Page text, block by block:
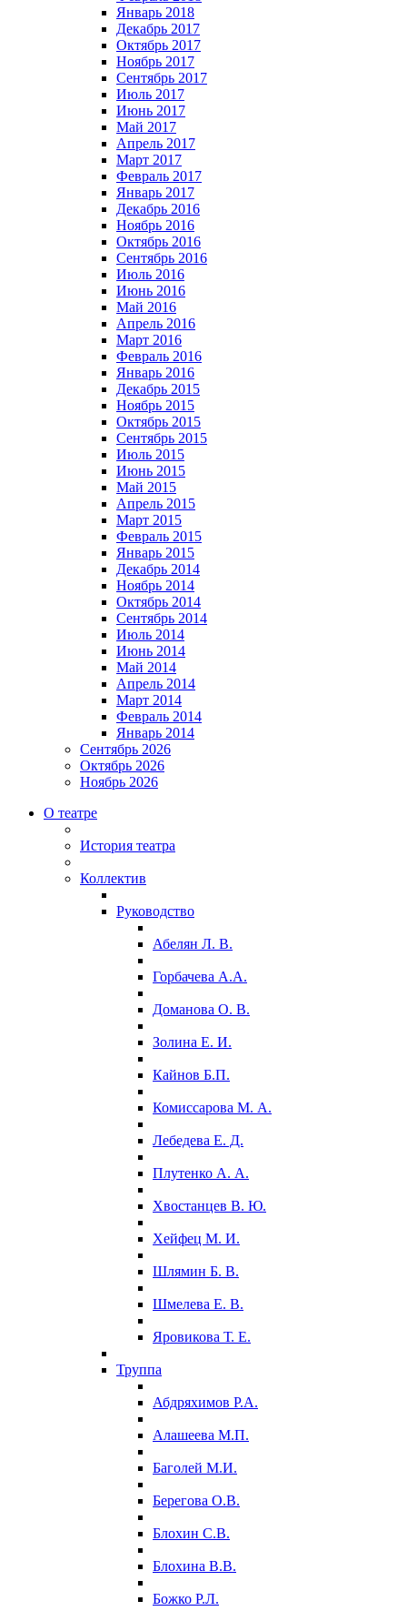
Январь 2018
Декабрь 2017
Октябрь 2017
Ноябрь 2017
Сентябрь 2017
Июль 2017
Июнь 2017
Май 2017
Апрель 2017
Март 2017
Февраль 2017
Январь 2017
Декабрь 2016
Ноябрь 2016
Октябрь 2016
Сентябрь 2016
Июль 2016
Июнь 2016
Май 2016
Апрель 2016
Март 2016
Февраль 2016
Январь 2016
Декабрь 2015
Ноябрь 2015
Октябрь 2015
Сентябрь 2015
Июль 2015
Июнь 2015
Май 2015
Апрель 2015
Март 2015
Февраль 2015
Январь 2015
Декабрь 2014
Ноябрь 2014
Октябрь 2014
Сентябрь 2014
Июль 2014
Июнь 2014
Май 2014
Апрель 2014
Март 2014
Февраль 2014
Январь 2014
Сентябрь 2026
Октябрь 2026
Ноябрь 2026
О театре
История театра
Коллектив
Руководство
Абелян Л. В.
Горбачева А.А.
Доманова О. В.
Золина Е. И.
Кайнов Б.П.
Комиссарова М. А.
Лебедева Е. Д.
Плутенко А. А.
Хвостанцев В. Ю.
Хейфец М. И.
Шлямин Б. В.
Шмелева Е. В.
Яровикова Т. Е.
Труппа
Абдряхимов Р.А.
Алашеева М.П.
Баголей М.И.
Берегова О.В.
Блохин С.В.
Блохина В.В.
Божко Р.Л.